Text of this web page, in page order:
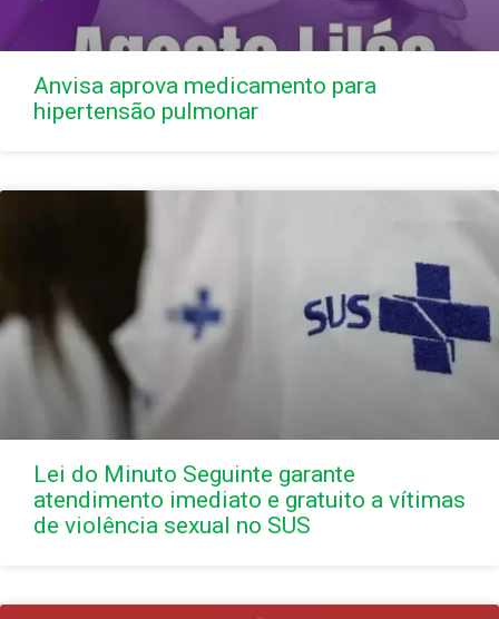
Anvisa aprova medicamento para
hipertensão pulmonar
Lei do Minuto Seguinte garante
atendimento imediato e gratuito a vítimas
de violência sexual no SUS